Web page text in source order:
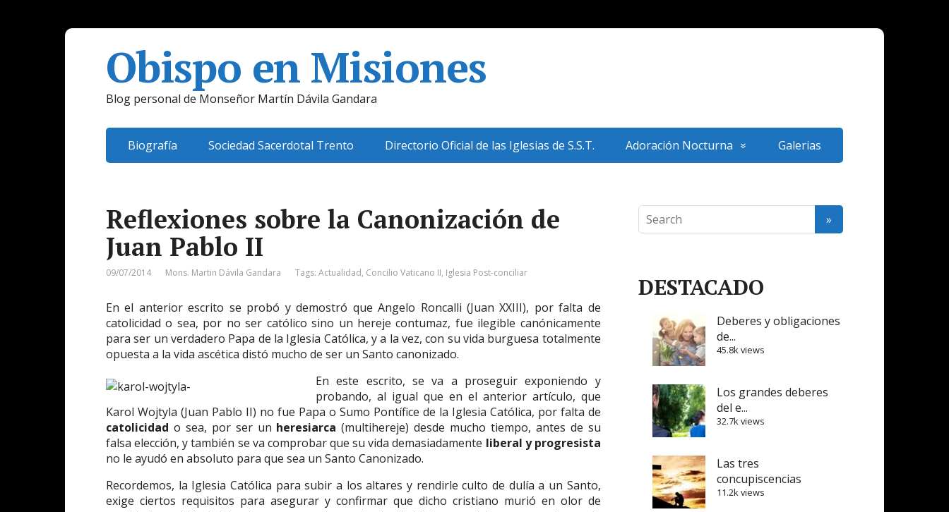
Obispo en Misiones
Blog personal de Monseñor Martín Dávila Gandara
Biografía Sociedad Sacerdotal Trento Directorio Oficial de las Iglesias de S.S.T. Adoración Nocturna Galerias
Reflexiones sobre la Canonización de
Juan Pablo II
09/07/2014 Mons. Martin Dávila Gandara Tags: Actualidad, Concilio Vaticano II, Iglesia Post-conciliar
En el anterior escrito se probó y demostró que Angelo Roncalli (Juan XXIII), por falta de
catolicidad o sea, por no ser católico sino un hereje contumaz, fue ilegible canónicamente
para ser un verdadero Papa de la Iglesia Católica, y a la vez, con su vida burguesa totalmente
opuesta a la vida ascética distó mucho de ser un Santo canonizado.
En este escrito, se va a proseguir exponiendo y
probando, al igual que en el anterior artículo, que
Karol Wojtyla (Juan Pablo II) no fue Papa o Sumo Pontífice de la Iglesia Católica, por falta de
catolicidad o sea, por ser un heresiarca (multihereje) desde mucho tiempo, antes de su
falsa elección, y también se va comprobar que su vida demasiadamente liberal y progresista
no le ayudó en absoluto para que sea un Santo Canonizado.
Recordemos, la Iglesia Católica para subir a los altares y rendirle culto de dulía a un Santo,
exige ciertos requisitos para asegurar y confirmar que dicho cristiano murió en olor de
DESTACADO
Deberes y obligaciones
de...
45.8k views
Los grandes deberes
del e...
32.7k views
Las tres
concupiscencias
11.2k views